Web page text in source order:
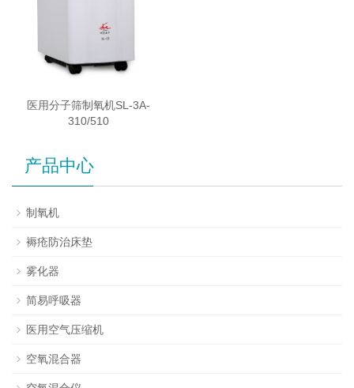
医用分子筛制氧机SL-3A-
310/510
产品中心
制氧机
褥疮防治床垫
雾化器
简易呼吸器
医用空气压缩机
空氧混合器